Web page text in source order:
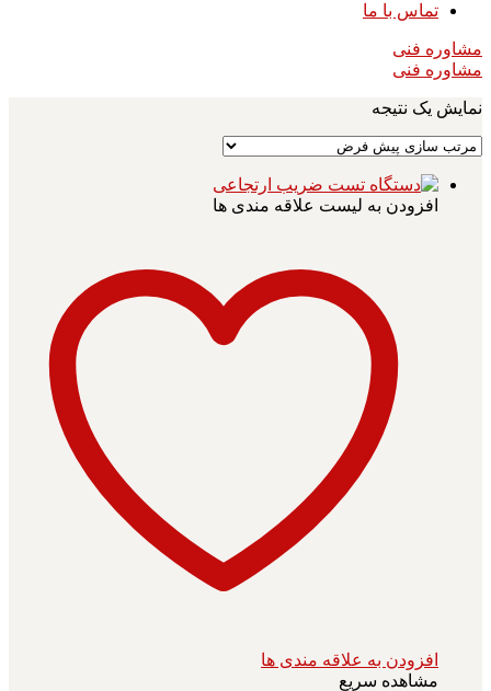
تماس با ما
مشاوره فنی
مشاوره فنی
نمایش یک نتیجه
افزودن به لیست علاقه مندی ها
افزودن به علاقه مندی ها
مشاهده سریع